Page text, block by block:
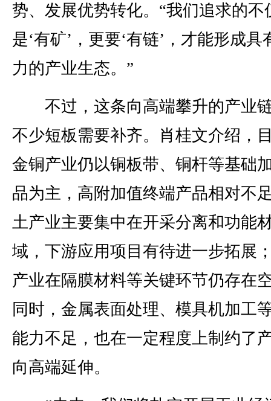
势、发展优势转化。“我们追求的不
是‘有矿’，更要‘有链’，才能形成具
力的产业生态。”
不过，这条向高端攀升的产业
不少短板需要补齐。肖桂文介绍，
金铜产业仍以铜板带、铜杆等基础
品为主，高附加值终端产品相对不
土产业主要集中在开采分离和功能
域，下游应用项目有待进一步拓展
产业在隔膜材料等关键环节仍存在
同时，金属表面处理、模具机加工
能力不足，也在一定程度上制约了
向高端延伸。